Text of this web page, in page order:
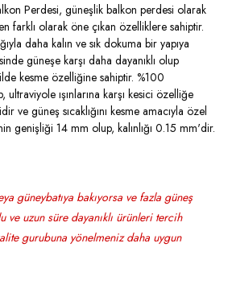
Perdesi, güneşlik balkon perdesi olarak
farklı olarak öne çıkan özelliklere sahiptir.
daha kalın ve sık dokuma bir yapıya
güneşe karşı daha dayanıklı olup
kesme özelliğine sahiptir. %100
ışınlarına karşı kesici özelliğe
ve güneş sıcaklığını kesme amacıyla özel
genişliği 14 mm olup, kalınlığı 0.15 mm'dir.
güneybatıya bakıyorsa ve fazla güneş
ve uzun süre dayanıklı ürünleri tercih
gurubuna yönelmeniz daha uygun